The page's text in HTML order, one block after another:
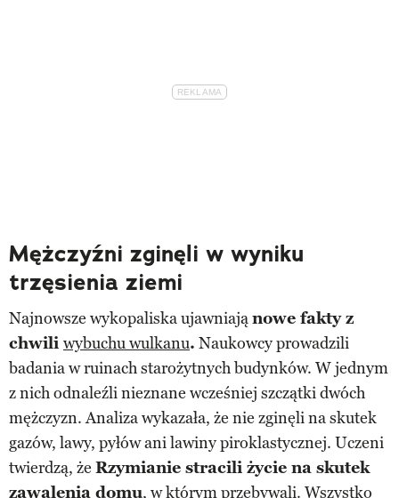
Mężczyźni zginęli w wyniku
trzęsienia ziemi
Najnowsze wykopaliska ujawniająnowe fakty z
chwili wybuchu wulkanu. Naukowcy prowadzili
badania w ruinach starożytnych budynków. W jednym
z nich odnaleźli nieznane wcześniej szczątki dwóch
mężczyzn. Analiza wykazała, że nie zginęli na skutek
gazów, lawy, pyłów ani lawiny piroklastycznej. Uczeni
twierdzą, że Rzymianie stracili życie na skutek
zawalenia domu, w którym przebywali. Wszystko